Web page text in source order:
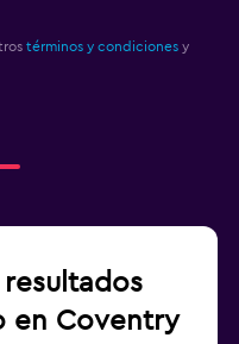
términos y condiciones y
en Coventry